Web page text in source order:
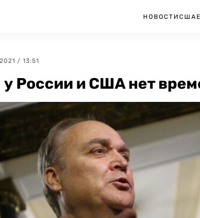
НОВОСТИ США
/ 13:51
России и США нет